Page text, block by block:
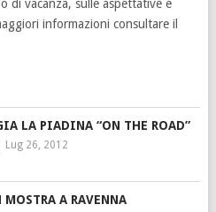
di vacanza, sulle aspettative e
informazioni consultare il
LA PIADINA “ON THE ROAD”
Lug 26, 2012
A RAVENNA